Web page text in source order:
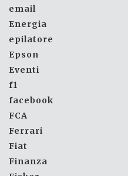
email
Energia
epilatore
Epson
Eventi
f1
facebook
FCA
Ferrari
Fiat
Finanza